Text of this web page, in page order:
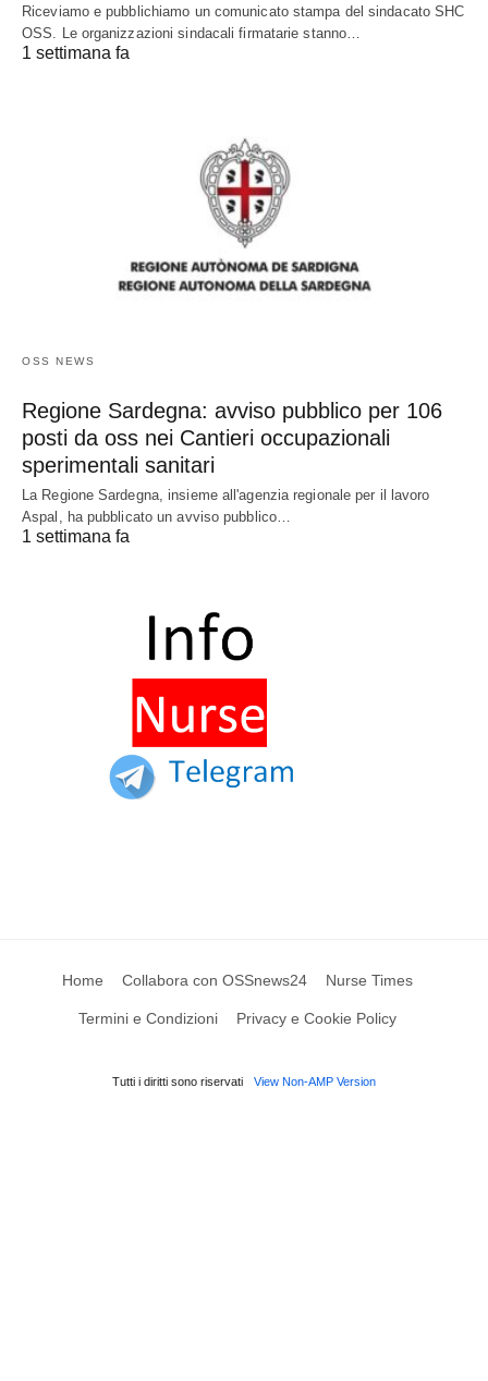
Riceviamo e pubblichiamo un comunicato stampa del sindacato SHC
OSS. Le organizzazioni sindacali firmatarie stanno…
1 settimana fa
OSS NEWS
Regione Sardegna: avviso pubblico per 106
posti da oss nei Cantieri occupazionali
sperimentali sanitari
La Regione Sardegna, insieme all'agenzia regionale per il lavoro
Aspal, ha pubblicato un avviso pubblico…
1 settimana fa
Home Collabora con OSSnews24 Nurse Times
Termini e Condizioni Privacy e Cookie Policy
Tutti i diritti sono riservati View Non-AMP Version